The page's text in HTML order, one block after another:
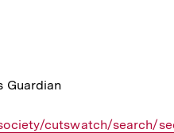
Guardian
cutswatch/search/